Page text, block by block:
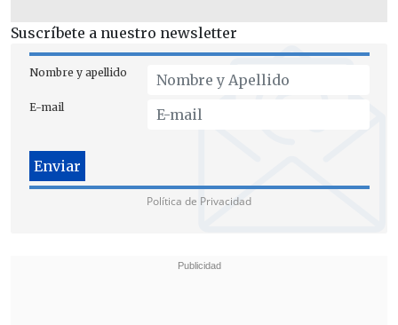
Suscríbete a nuestro newsletter
Nombre y apellido
E-mail
Política de Privacidad